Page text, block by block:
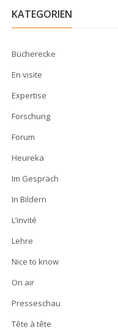
KATEGORIEN
Bücherecke
En visite
Expertise
Forschung
Forum
Heureka
Im Gespräch
In Bildern
L’invité
Lehre
Nice to know
On air
Presseschau
Tête à tête